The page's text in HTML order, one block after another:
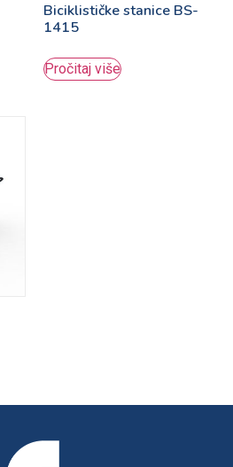
Biciklističke stanice BS-
1415
Pročitaj više